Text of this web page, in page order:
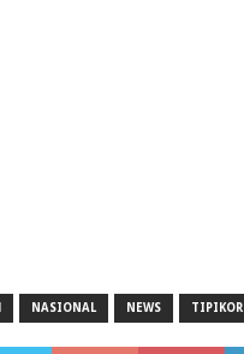
NASIONAL NEWS TIPIKOR